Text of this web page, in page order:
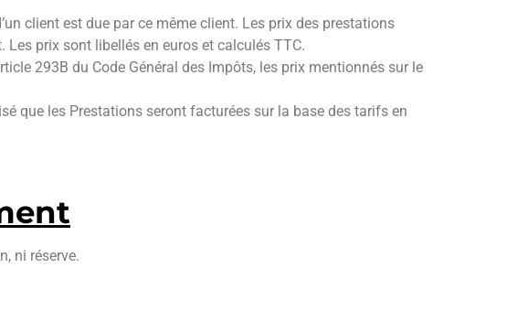
client est due par ce même client. Les prix des prestations
Les prix sont libellés en euros et calculés TTC.
293B du Code Général des Impôts, les prix mentionnés sur le
que les Prestations seront facturées sur la base des tarifs en
ni réserve.